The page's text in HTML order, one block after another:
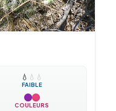
💧 💧 💧
FAIBLE
COULEURS